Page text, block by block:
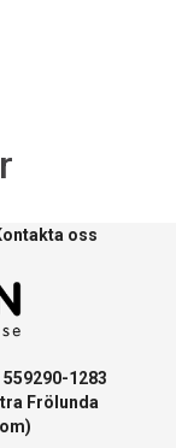
oss
1283
Frölunda